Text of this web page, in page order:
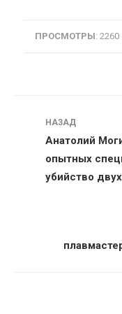
ПРОСМОТРЫ: 2260
Навигация
НАЗАД
Анатолий
опытных
убийство